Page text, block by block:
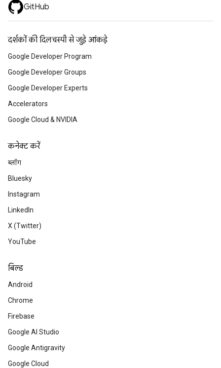
GitHub
दर्शकों की दिलचस्पी से जुड़े आंकड़े
Google Developer Program
Google Developer Groups
Google Developer Experts
Accelerators
Google Cloud & NVIDIA
कनेक्ट करें
ब्लॉग
Bluesky
Instagram
LinkedIn
X (Twitter)
YouTube
बिल्ड
Android
Chrome
Firebase
Google AI Studio
Google Antigravity
Google Cloud